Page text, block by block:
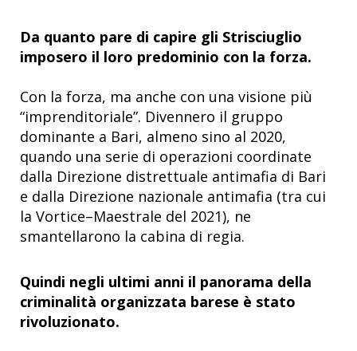
Da quanto pare di capire gli Strisciuglio
imposero il loro predominio con la forza.
Con la forza, ma anche con una visione più
“imprenditoriale”. Divennero il gruppo
dominante a Bari, almeno sino al 2020,
quando una serie di operazioni coordinate
dalla Direzione distrettuale antimafia di Bari
e dalla Direzione nazionale antimafia (tra cui
la Vortice–Maestrale del 2021), ne
smantellarono la cabina di regia.
Quindi negli ultimi anni il panorama della
criminalità organizzata barese è stato
rivoluzionato.